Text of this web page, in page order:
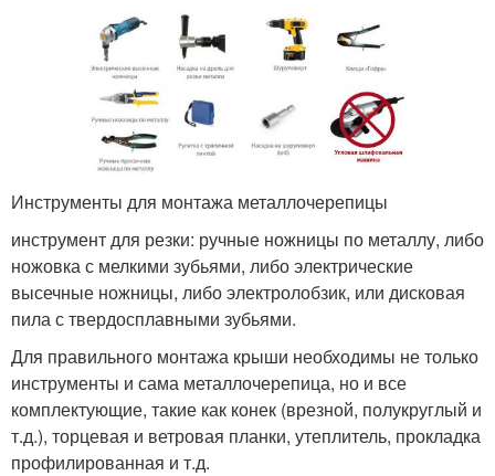
Инструменты для монтажа металлочерепицы
инструмент для резки: ручные ножницы по металлу, либо
ножовка с мелкими зубьями, либо электрические
высечные ножницы, либо электролобзик, или дисковая
пила с твердосплавными зубьями.
Для правильного монтажа крыши необходимы не только
инструменты и сама металлочерепица, но и все
комплектующие, такие как конек (врезной, полукруглый и
т.д.), торцевая и ветровая планки, утеплитель, прокладка
профилированная и т.д.